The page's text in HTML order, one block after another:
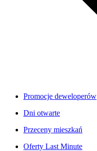
Promocje deweloperów
Dni otwarte
Przeceny mieszkań
Oferty Last Minute